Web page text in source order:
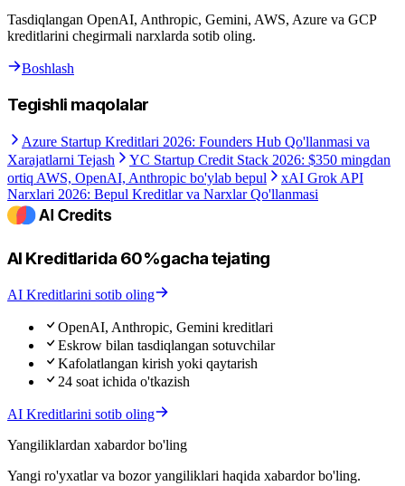
Tasdiqlangan OpenAI, Anthropic, Gemini, AWS, Azure va GCP
kreditlarini chegirmali narxlarda sotib oling.
Boshlash
Tegishli maqolalar
Azure Startup Kreditlari 2026: Founders Hub Qo'llanmasi va
Xarajatlarni Tejash
YC Startup Credit Stack 2026: $350 mingdan
ortiq AWS, OpenAI, Anthropic bo'ylab bepul
xAI Grok API
Narxlari 2026: Bepul Kreditlar va Narxlar Qo'llanmasi
AI Kreditlarida 60%gacha tejating
AI Kreditlarini sotib oling
OpenAI, Anthropic, Gemini kreditlari
Eskrow bilan tasdiqlangan sotuvchilar
Kafolatlangan kirish yoki qaytarish
24 soat ichida o'tkazish
AI Kreditlarini sotib oling
Yangiliklardan xabardor bo'ling
Yangi ro'yxatlar va bozor yangiliklari haqida xabardor bo'ling.